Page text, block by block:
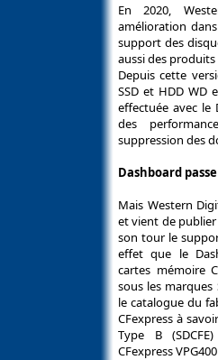
En 2020,
amélioration
support des
aussi des
Depuis cette
SSD et HDD WD
effectuée avec
des
suppression des
Dashboard
Mais Western
et vient de
son tour le
effet que le
cartes mémoire
sous les marques
le catalogue du
CFexpress à
Type B
CFexpress